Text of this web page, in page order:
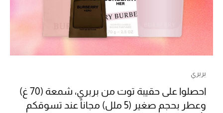
تشكيلة مستلزمات الأطفال
مستلزمات الأطفال الرضع
مستلزمات البنات (2 - 14 سنة)
مستلزمات الأولاد (2 - 14 سنة)
بربري
احصلوا على حقيبة توت من بربري، شمعة (70 غ)
وعطر بحجم صغير (5 ملل) مجاناً عند تسوقكم